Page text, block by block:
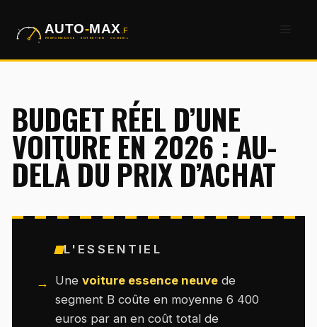
BUDGET RÉEL D’UNE
VOITURE EN 2026 : AU-
DELÀ DU PRIX D’ACHAT
L'ESSENTIEL
Unevoiture essence neuve de
segment B coûte en moyenne 6 400
euros par an en coût total de